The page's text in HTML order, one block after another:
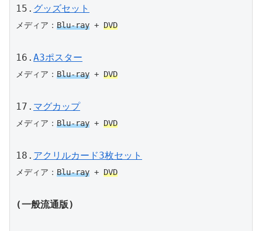
15. グッズセット
メディア： Blu-ray + DVD
16. A3ポスター
メディア： Blu-ray + DVD
17. マグカップ
メディア： Blu-ray + DVD
18. アクリルカード3枚セット
メディア： Blu-ray + DVD
(一般流通版)